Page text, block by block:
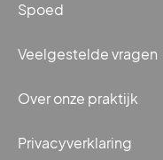
Spoed
Veelgestelde vragen
Over onze praktijk
Privacyverklaring